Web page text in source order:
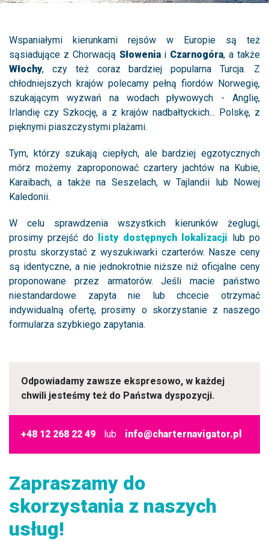
Wspaniałymi kierunkami rejsów w Europie są też
sąsiadujące z Chorwacją Słoweniai Czarnogóra, a także
Włochy, czy też coraz bardziej popularna Turcja. Z
chłodniejszych krajów polecamy pełną fiordów Norwegię,
szukającym wyzwań na wodach pływowych - Anglię,
Irlandię czy Szkocję, a z krajów nadbałtyckich... Polskę, z
pięknymi piaszczystymi plażami.
Tym, którzy szukają ciepłych, ale bardziej egzotycznych
mórz możemy zaproponować czartery jachtów na Kubie,
Karaibach, a także na Seszelach, w Tajlandii lub Nowej
Kaledonii.
W celu sprawdzenia wszystkich kierunków żeglugi,
prosimy przejść do
listy dostępnych lokalizacji lub po
prostu skorzystać z wyszukiwarki czarterów. Nasze ceny
są identyczne, a nie jednokrotnie niższe niż oficjalne ceny
proponowane przez armatorów. Jeśli macie państwo
niestandardowe zapyta nie lub chcecie otrzymać
indywidualną ofertę, prosimy o skorzystanie z naszego
formularza szybkiego zapytania.
Odpowiadamy zawsze ekspresowo, w każdej
chwili jesteśmy też do Państwa dyspozycji.
+48 12 268 22 49 lub info@charternavigator.pl
Zapraszamy do
skorzystania z naszych
usług!